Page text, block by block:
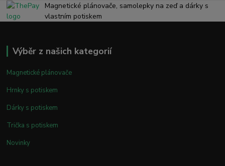
Magnetické plánovače, samolepky na zeď a dárky s
vlastním potiskem
Výběr z našich kategorií
Magnetické plánovače
Hrnky s potiskem
Dárky s potiskem
Trička s potiskem
Novinky